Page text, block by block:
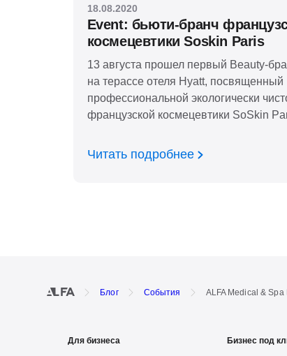
18.08.2020
Event: бьюти-бранч
космецевтики Soskin Paris
13 августа прошел первый Beauty-
на терассе отеля Hyatt, посвященный
профессиональной экологически
французской космецевтики SoSkin
Читать подробнее
Блог События ALFA Medical &
Для бизнеса Бизнес под